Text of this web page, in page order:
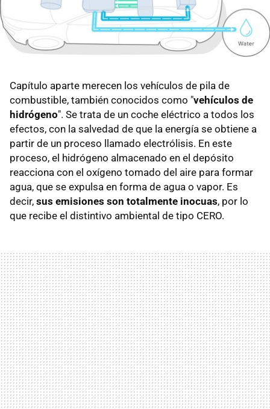
Capítulo aparte merecen los vehículos de pila de
combustible, también conocidos como "vehículos de
hidrógeno". Se trata de un coche eléctrico a todos los
efectos, con la salvedad de que la energía se obtiene a
partir de un proceso llamado electrólisis. En este
proceso, el hidrógeno almacenado en el depósito
reacciona con el oxígeno tomado del aire para formar
agua, que se expulsa en forma de agua o vapor. Es
decir, sus emisiones son totalmente inocuas, por lo
que recibe el distintivo ambiental de tipo CERO.